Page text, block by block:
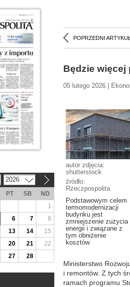
POPRZEDNI
Będzie więcej
05 lutego 2026 |
autor zdjęcia:
shutterstock
źródło:
Rzeczpospolita
Podstawowym celem
termomodernizacji
budynku jest
zmniejszenie zużycia
energii i związane z
tym obniżenie
kosztów
Ministerstwo
i remontów. Z tych
ramach programu
2026
PT SB
ND
1
6 7
8
13 14
15
20 21
22
27 28